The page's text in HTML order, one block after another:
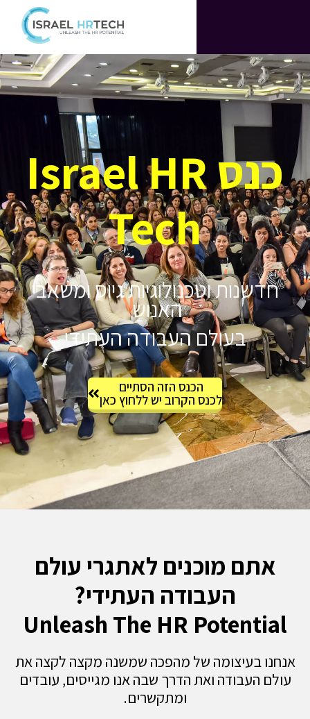
כנס Israel HR
Tech
וטכנולוגיות גיוס ומשאבי
האנוש
בעולם העבודה העתידי
הכנס הזה הסתיים
לכנס הקרוב יש ללחוץ כאן
מוכנים לאתגרי עולם
העבודה העתידי?
Unleash The HR
של מהפכה שמשנה מקצה לקצה את
ואת הדרך שבה אנו מגייסים, עובדים
ומתקשרים.